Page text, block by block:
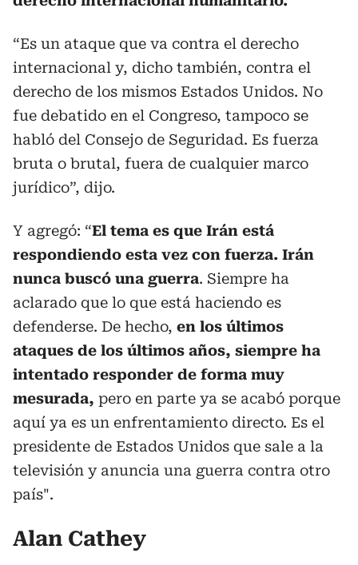
“Es un ataque que va contra el derecho
internacional y, dicho también, contra el
derecho de los mismos Estados Unidos. No
fue debatido en el Congreso, tampoco se
habló del Consejo de Seguridad. Es fuerza
bruta o brutal, fuera de cualquier marco
jurídico”, dijo.
Y agregó: “El tema es que Irán está
respondiendo esta vez con fuerza. Irán
nunca buscó una guerra. Siempre ha
aclarado que lo que está haciendo es
defenderse. De hecho, en los últimos
ataques de los últimos años, siempre ha
intentado responder de forma muy
mesurada, pero en parte ya se acabó porque
aquí ya es un enfrentamiento directo. Es el
presidente de Estados Unidos que sale a la
televisión y anuncia una guerra contra otro
país".
Alan Cathey